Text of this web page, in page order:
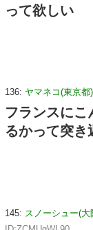
って欲しい
136: ヤマネコ(東京都
フランスにこ
るかって突き
145: スノーシュー(大